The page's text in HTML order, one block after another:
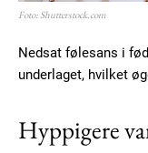
Foto: Shutterstock.com
Nedsat følesans i
underlaget, hvilket
Hyppigere